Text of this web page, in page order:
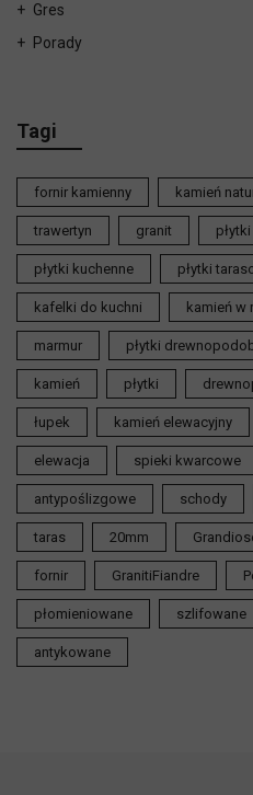
Gres
Porady
Tagi
fornir kamienny kamień
trawertyn granit
płytki kuchenne płytki
kafelki do kuchni kamień w
marmur płytki
kamień płytki
łupek kamień elewacyjny
elewacja spieki kwarcowe
antypoślizgowe schody
taras 20mm
fornir GranitiFiandre
płomieniowane szlifowane
antykowane